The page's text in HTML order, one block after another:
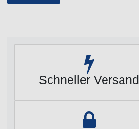
Schneller Versand